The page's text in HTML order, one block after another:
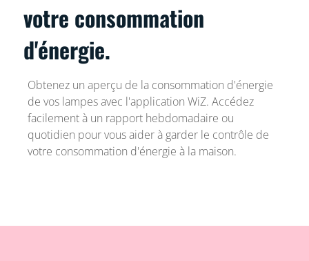
votre consommation
d'énergie.
Obtenez un aperçu de la consommation d'énergie
de vos lampes avec l'application WiZ. Accédez
facilement à un rapport hebdomadaire ou
quotidien pour vous aider à garder le contrôle de
votre consommation d'énergie à la maison.